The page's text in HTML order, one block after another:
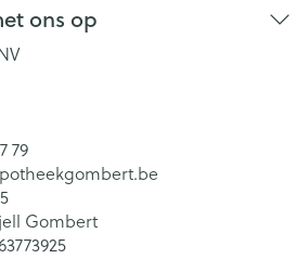
ons op
79
Gombert